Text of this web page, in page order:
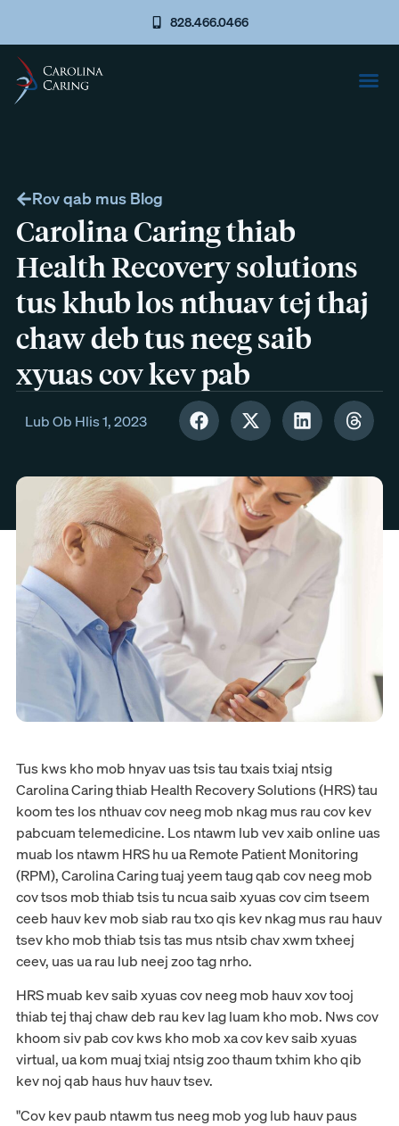
828.466.0466
Rov qab mus Blog
Carolina Caring thiab
Health Recovery solutions
tus khub los nthuav tej thaj
chaw deb tus neeg saib
xyuas cov kev pab
Lub Ob Hlis 1, 2023
Tus kws kho mob hnyav uas tsis tau txais txiaj ntsig
Carolina Caring thiab Health Recovery Solutions (HRS) tau
koom tes los nthuav cov neeg mob nkag mus rau cov kev
pabcuam telemedicine. Los ntawm lub vev xaib online uas
muab los ntawm HRS hu ua Remote Patient Monitoring
(RPM), Carolina Caring tuaj yeem taug qab cov neeg mob
cov tsos mob thiab tsis tu ncua saib xyuas cov cim tseem
ceeb hauv kev mob siab rau txo qis kev nkag mus rau hauv
tsev kho mob thiab tsis tas mus ntsib chav xwm txheej
ceev, uas ua rau lub neej zoo tag nrho.
HRS muab kev saib xyuas cov neeg mob hauv xov tooj
thiab tej thaj chaw deb rau kev lag luam kho mob. Nws cov
khoom siv pab cov kws kho mob xa cov kev saib xyuas
virtual, ua kom muaj txiaj ntsig zoo thaum txhim kho qib
kev noj qab haus huv hauv tsev.
"Cov kev paub ntawm tus neeg mob yog lub hauv paus